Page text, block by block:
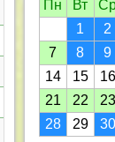
Пн
Вт
1
2
7
8 9
14
15 16
21
22 23
28
29 30